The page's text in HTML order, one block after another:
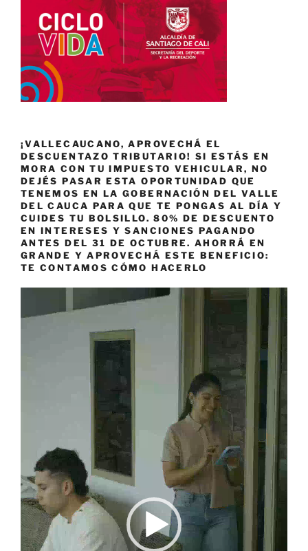
¡VALLECAUCANO, APROVECHÁ EL
DESCUENTAZO TRIBUTARIO! SI ESTÁS EN
MORA CON TU IMPUESTO VEHICULAR, NO
DEJÉS PASAR ESTA OPORTUNIDAD QUE
TENEMOS EN LA GOBERNACIÓN DEL VALLE
DEL CAUCA PARA QUE TE PONGAS AL DÍA Y
CUIDES TU BOLSILLO. 80% DE DESCUENTO
EN INTERESES Y SANCIONES PAGANDO
ANTES DEL 31 DE OCTUBRE. AHORRÁ EN
GRANDE Y APROVECHÁ ESTE BENEFICIO:
TE CONTAMOS CÓMO HACERLO